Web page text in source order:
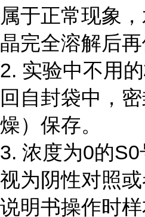
属于正常现象
晶完全溶解后再
2. 实验中不用
回自封袋中，
燥）保存。
3. 浓度为0的
视为阴性对照
说明书操作时